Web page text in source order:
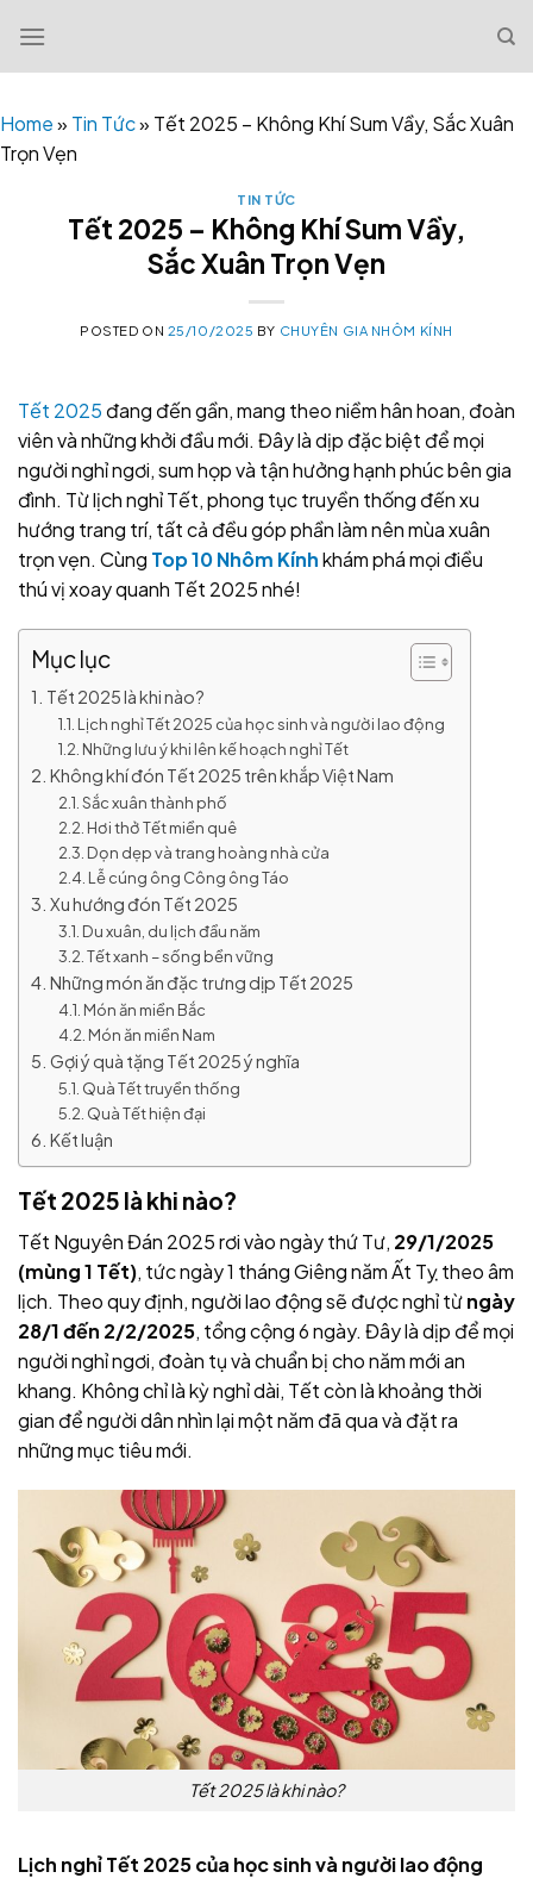
content
Home» Tin Tức» Tết 2025 – Không Khí Sum Vầy, Sắc Xuân
Trọn Vẹn
TIN TỨC
Tết 2025 – Không Khí Sum Vầy,
Sắc Xuân Trọn Vẹn
POSTED ON 25/10/2025 BY CHUYÊN GIA NHÔM KÍNH
Tết 2025 đang đến gần, mang theo niềm hân hoan, đoàn
viên và những khởi đầu mới. Đây là dịp đặc biệt để mọi
người nghỉ ngơi, sum họp và tận hưởng hạnh phúc bên gia
đình. Từ lịch nghỉ Tết, phong tục truyền thống đến xu
hướng trang trí, tất cả đều góp phần làm nên mùa xuân
trọn vẹn. Cùng Top 10 Nhôm Kínhkhám phá mọi điều
thú vị xoay quanh Tết 2025 nhé!
Mục lục
Tết 2025 là khi nào?
Lịch nghỉ Tết 2025 của học sinh và người lao động
Những lưu ý khi lên kế hoạch nghỉ Tết
Không khí đón Tết 2025 trên khắp Việt Nam
Sắc xuân thành phố
Hơi thở Tết miền quê
Dọn dẹp và trang hoàng nhà cửa
Lễ cúng ông Công ông Táo
Xu hướng đón Tết 2025
Du xuân, du lịch đầu năm
Tết xanh – sống bền vững
Những món ăn đặc trưng dịp Tết 2025
Món ăn miền Bắc
Món ăn miền Nam
Gợi ý quà tặng Tết 2025 ý nghĩa
Quà Tết truyền thống
Quà Tết hiện đại
Kết luận
Tết 2025 là khi nào?
Tết Nguyên Đán 2025 rơi vào ngày thứ Tư, 29/1/2025
(mùng 1 Tết), tức ngày 1 tháng Giêng năm Ất Tỵ theo âm
lịch. Theo quy định, người lao động sẽ được nghỉ từngày
28/1 đến 2/2/2025, tổng cộng 6 ngày. Đây là dịp để mọi
người nghỉ ngơi, đoàn tụ và chuẩn bị cho năm mới an
khang. Không chỉ là kỳ nghỉ dài, Tết còn là khoảng thời
gian để người dân nhìn lại một năm đã qua và đặt ra
những mục tiêu mới.
Tết 2025 là khi nào?
Lịch nghỉ Tết 2025 của học sinh và người lao động